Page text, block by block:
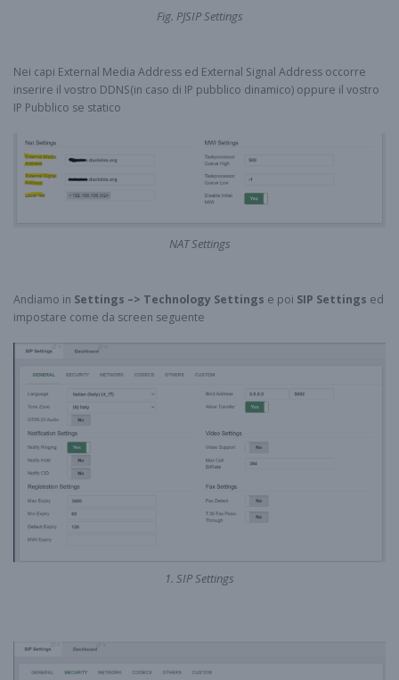
Fig. PJSIP Settings
Nei capi External Media Address ed External Signal Address occorre
inserire il vostro DDNS(in caso di IP pubblico dinamico) oppure il vostro
IP Pubblico se statico
NAT Settings
Andiamo in Settings –> Technology Settings e poi SIP Settings ed
impostare come da screen seguente
1. SIP Settings